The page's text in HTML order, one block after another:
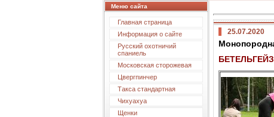
Меню сайта
Главная страница
Информация о сайте
Русский охотничий
спаниель
Московская сторожевая
Цвергпинчер
Такса стандартная
Чихуахуа
Щенки
25.07.2020